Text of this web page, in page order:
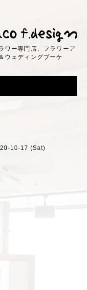
ワー専門店、フラワーア
ウェディングブーケ
10-17 (Sat)